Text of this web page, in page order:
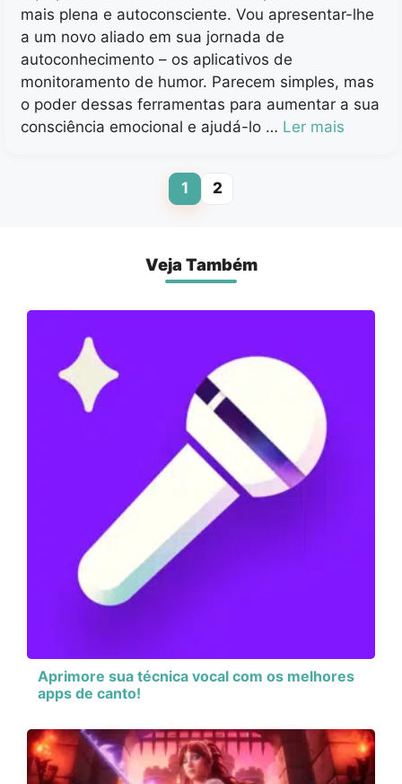
mais plena e autoconsciente. Vou apresentar-lhe
a um novo aliado em sua jornada de
autoconhecimento – os aplicativos de
monitoramento de humor. Parecem simples, mas
o poder dessas ferramentas para aumentar a sua
consciência emocional e ajudá-lo … Ler mais
Page
1 Page
2
Veja Também
Aprimore sua técnica vocal com os melhores
apps de canto!